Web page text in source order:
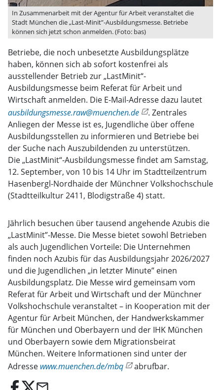
In Zusammenarbeit mit der Agentur für Arbeit veranstaltet die
Stadt München die „Last-Minit”-Ausbildungsmesse. Betriebe
können sich jetzt schon anmelden. (Foto: bas)
Betriebe, die noch unbesetzte Ausbildungsplätze
haben, können sich ab sofort kostenfrei als
ausstellender Betrieb zur „LastMinit“-
Ausbildungsmesse beim Referat für Arbeit und
Wirtschaft anmelden. Die E-Mail-Adresse dazu lautet
ausbildungsmesse.raw@muenchen.de
. Zentrales
Anliegen der Messe ist es, Jugendliche über offene
Ausbildungsstellen zu informieren und Betriebe bei
der Suche nach Auszubildenden zu unterstützen.
Die „LastMinit“-Ausbildungsmesse findet am Samstag,
12. September, von 10 bis 14 Uhr im Stadtteilzentrum
Hasenbergl-Nordhaide der Münchner Volkshochschule
(Stadtteilkultur 2411, Blodigstraße 4) statt.
Jährlich besuchen über tausend angehende Azubis die
„LastMinit”-Messe. Die Messe bietet sowohl Betrieben
als auch Jugendlichen Vorteile: Die Unternehmen
finden noch Azubis für das Ausbildungsjahr 2026/2027
und die Jugendlichen „in letzter Minute” einen
Ausbildungsplatz. Die Messe wird gemeinsam vom
Referat für Arbeit und Wirtschaft und der Münchner
Volkshochschule veranstaltet – in Kooperation mit der
Agentur für Arbeit München, der Handwerkskammer
für München und Oberbayern und der IHK München
und Oberbayern sowie dem Migrationsbeirat
München. Weitere Informationen sind unter der
Adresse www.muenchen.de/mbq abrufbar.
email